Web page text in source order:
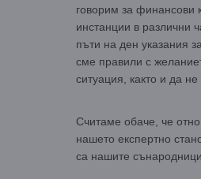
говорим за финансови
инстанции в различни
пъти на ден указания
сме правили с
ситуация, както и да
Считаме обаче, че
нашето експертно
са нашите сънародници.